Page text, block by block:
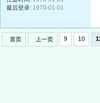
最后登录: 1970-01-01
首页 上一页 9 10